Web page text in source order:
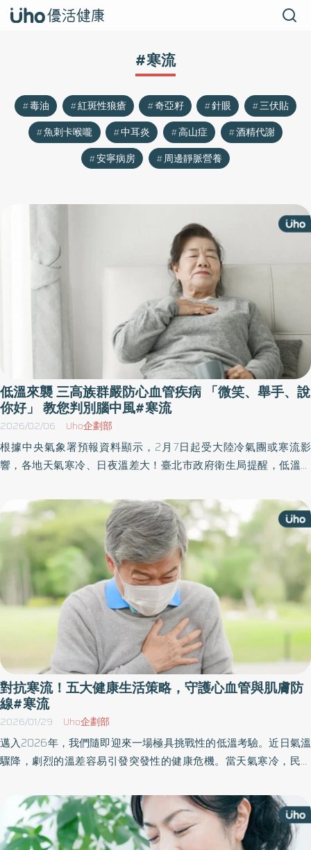
#寒流
毒油 紅斑性狼瘡 奇亞籽 針眼
三伏貼
魚刺卡喉嚨
中耳炎 高山症
酒精代謝
安寧病房
周邊靜脈營養
低溫來襲 三高族群嚴防心血管疾病 「微笑、舉手、說
你好」 教您判別腦中風#寒流
2026/02/06 Uho企劃部
根據中央氣象署預報資料顯示，2月7日起受大陸冷氣團或寒流影
響，各地天氣寒冷、日夜溫差大！臺北市政府衛生局提醒，低溫會
北市政府衛生局黃建華局長呼籲民眾要加強保暖，尤其三高患者(高
血壓、高血糖、高血脂)及長者，更應加強防範，掌握保暖與辨識徵
兆的關鍵時刻。 護心保暖 注意危險時段 心血管疾病發生與氣溫變化
息息相關，尤其在清晨5至6時，及晚上8至9時，血管最容易因低溫
收縮導致血壓劇烈變化，提醒民眾要注意以下幾點事項： 外出時帽
子、口罩、手套及保暖衣物不可少，特別注意頭頸部及四肢末端的
溫控。 剛起床後的活動勿過於急促，先補充溫開水，身體活動以溫
和漸進方式慢慢增加。 勤喝溫開水、多攝取蔬果等高纖食物、節制
飲酒，避免突然用力、緊張、興奮及突然的激烈運動等。 避免於飯
後或飲酒後立即泡湯或洗澡。泡湯溫度勿超過40度，飯後2小時後再
進行為宜！ 避開酷寒與早晚的高風險時段運動，避免在寒冬大清早
外出運動，用餐後應至少隔1個小時，待食物消化後再運動。 規律服
藥、定期回診；戒菸、控制體重、均衡飲食、規律運動。 外出要隨
身帶著病歷卡與緊急用藥，如醫師有開給緊急備用藥品，應隨身攜
帶。 心臟病及中風徵兆莫輕忽，請立即就醫 出現胸悶、胸痛、手臂
疼痛、呼吸困難及頭暈等症狀，很有可能是心臟病急性發作，應立
民健康署提供簡易判別口訣「微笑、舉手、說你好」：(1)微笑：是
否有嘴角歪斜臉不對稱。(2)舉手：平舉雙臂，是否無力下垂。(3)說
你好：是否說話不清楚。如出現以上任一症狀，請不要自行開車，
對抗寒流！五大健康生活策略，守護心血管與肌膚防
線#寒流
2026/01/29 Uho企劃部
邁入2026年，我們隨即迎來一場極具挑戰性的低溫考驗。近日氣溫
驟降，劇烈的溫差容易引發突發性的健康危機。當天氣寒冷，民眾
家中有長輩，或患有高血壓、高血糖、高血脂及心血管疾病的族群
而言，冬日保健刻不容緩。 台灣屬於夏長冬短、暖濕多變的海島型
氣候，長期處於這種環境下，「忽冷忽熱」往往是身體最可怕的隱